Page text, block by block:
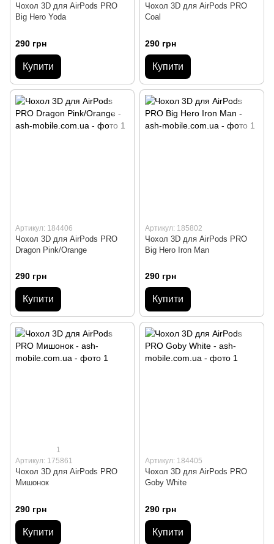
Чохол 3D для AirPods PRO
Big Hero Yoda
290 грн
Купити
Чохол 3D для AirPods PRO
Coal
290 грн
Купити
Артикул: 184406
Чохол 3D для AirPods PRO
Dragon Pink/Orange
290 грн
Купити
Артикул: 185802
Чохол 3D для AirPods PRO
Big Hero Iron Man
290 грн
Купити
1
Артикул: 175861
Чохол 3D для AirPods PRO
Мишонок
290 грн
Купити
Артикул: 184405
Чохол 3D для AirPods PRO
Goby White
290 грн
Купити